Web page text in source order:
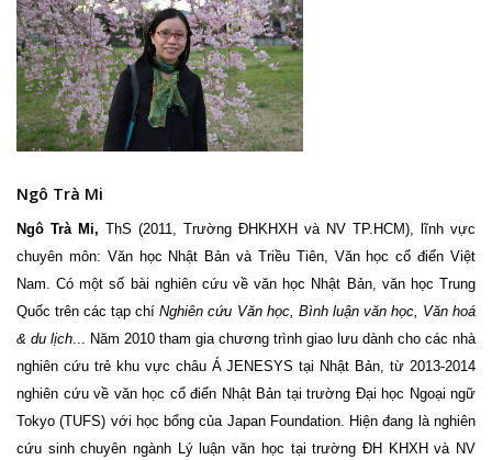
Ngô Trà Mi
Ngô Trà Mi, ThS (2011, Trường ĐHKHXH và NV TP.HCM), lĩnh vực
chuyên môn: Văn học Nhật Bản và Triều Tiên, Văn học cổ điển Việt
Nam. Có một số bài nghiên cứu về văn học Nhật Bản, văn học Trung
Quốc trên các tạp chíNghiên cứu Văn học, Bình luận văn học, Văn hoá
& du lịch... Năm 2010 tham gia chương trình giao lưu dành cho các nhà
nghiên cứu trẻ khu vực châu Á JENESYS tại Nhật Bản, từ 2013-2014
nghiên cứu về văn học cổ điển Nhật Bản tại trường Đại học Ngoại ngữ
Tokyo (TUFS) với học bổng của Japan Foundation. Hiện đang là nghiên
cứu sinh chuyên ngành Lý luận văn học tại trường ĐH KHXH và NV